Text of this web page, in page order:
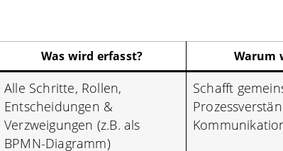
Was wird erfasst? Warum
Alle Schritte, Rollen,
Entscheidungen &
Verzweigungen (z.B. als
BPMN-Diagramm)
Schafft